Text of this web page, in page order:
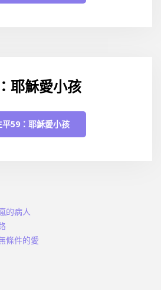
耶穌愛小孩
59：耶穌愛小孩
的病人
條件的愛